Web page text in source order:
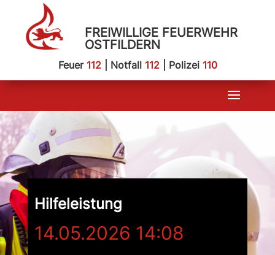
FREIWILLIGE FEUERWEHR
OSTFILDERN
Feuer 112| Notfall 112| Polizei 110
Hilfeleistung
14.05.2026 14:08